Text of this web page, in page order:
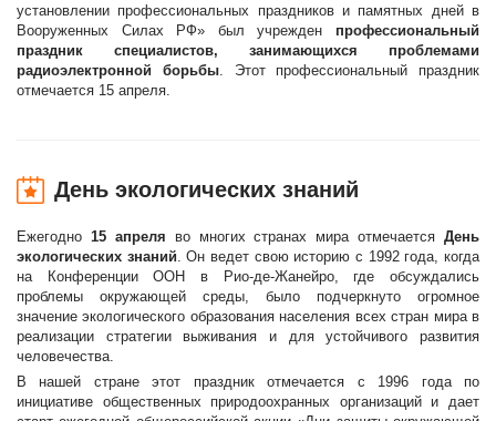
установлении профессиональных праздников и памятных дней в
Вооруженных Силах РФ» был учрежден профессиональный
праздник специалистов, занимающихся проблемами
радиоэлектронной борьбы. Этот профессиональный праздник
отмечается 15 апреля.
День экологических знаний
Ежегодно 15 апреля во многих странах мира отмечается День
экологических знаний. Он ведет свою историю с 1992 года, когда
на Конференции ООН в Рио-де-Жанейро, где обсуждались
проблемы окружающей среды, было подчеркнуто огромное
значение экологического образования населения всех стран мира в
реализации стратегии выживания и для устойчивого развития
человечества.
В нашей стране этот праздник отмечается с 1996 года по
инициативе общественных природоохранных организаций и дает